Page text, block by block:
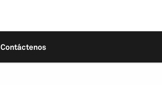
Contáctenos